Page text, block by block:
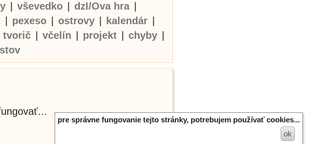
pre správne fungovanie tejto stránky, potrebujem používať cookies...
ok
vševedko dzI/Ova hra
pexeso ostrovy kalendár
tvorič včelín projekt chyby